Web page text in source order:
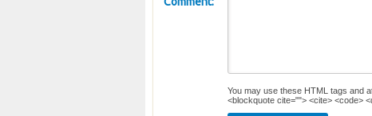
You may use these HTML tags and
<blockquote cite=""> <cite> <code>